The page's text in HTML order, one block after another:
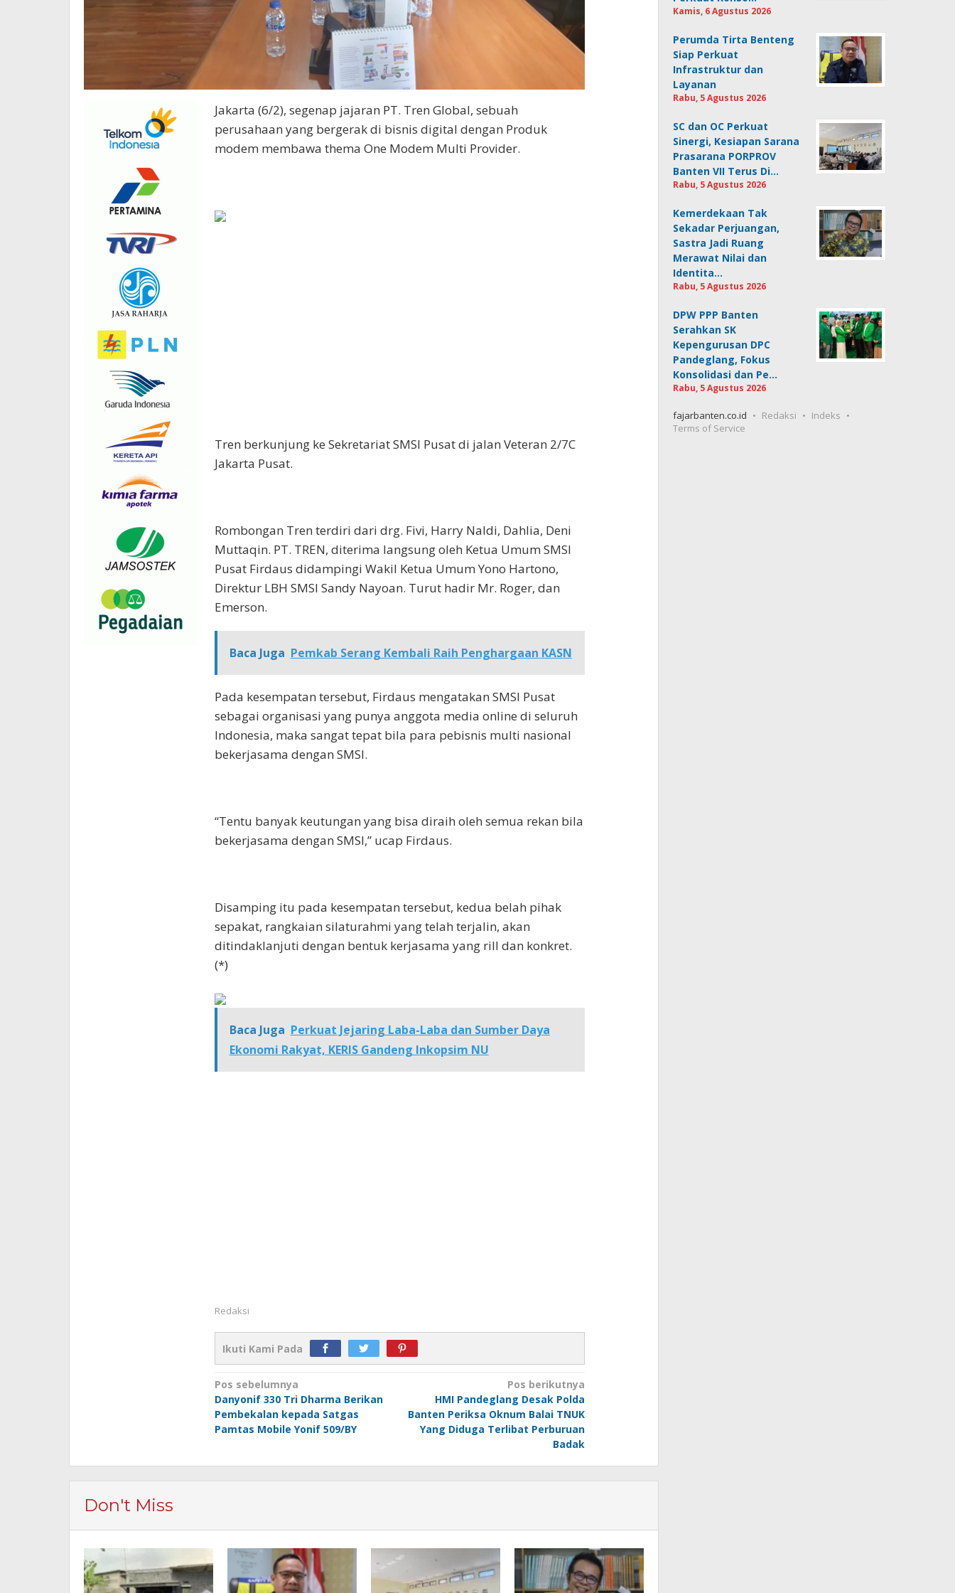
Jakarta (6/2), segenap jajaran PT. Tren Global, sebuah
perusahaan yang bergerak di bisnis digital dengan Produk
modem membawa thema One Modem Multi Provider.
Tren berkunjung ke Sekretariat SMSI Pusat di jalan Veteran 2/7C
Jakarta Pusat.
Rombongan Tren terdiri dari drg. Fivi, Harry Naldi, Dahlia, Deni
Muttaqin. PT. TREN, diterima langsung oleh Ketua Umum SMSI
Pusat Firdaus didampingi Wakil Ketua Umum Yono Hartono,
Direktur LBH SMSI Sandy Nayoan. Turut hadir Mr. Roger, dan
Emerson.
Baca Juga Pemkab Serang Kembali Raih Penghargaan KASN
Pada kesempatan tersebut, Firdaus mengatakan SMSI Pusat
sebagai organisasi yang punya anggota media online di seluruh
Indonesia, maka sangat tepat bila para pebisnis multi nasional
bekerjasama dengan SMSI.
“Tentu banyak keutungan yang bisa diraih oleh semua rekan bila
bekerjasama dengan SMSI,” ucap Firdaus.
Disamping itu pada kesempatan tersebut, kedua belah pihak
sepakat, rangkaian silaturahmi yang telah terjalin, akan
ditindaklanjuti dengan bentuk kerjasama yang rill dan konkret.
(*)
Baca Juga Perkuat Jejaring Laba-Laba dan Sumber Daya
Ekonomi Rakyat, KERIS Gandeng Inkopsim NU
Redaksi
Ikuti Kami Pada
Navigasi
pos
Pos sebelumnya
Danyonif 330 Tri Dharma Berikan
Pembekalan kepada Satgas
Pamtas Mobile Yonif 509/BY
Pos berikutnya
HMI Pandeglang Desak Polda
Banten Periksa Oknum Balai TNUK
Yang Diduga Terlibat Perburuan
Badak
Don't Miss
Kamis, 6 Agustus 2026
Perumda Tirta Benteng
Siap Perkuat
Infrastruktur dan
Layanan
Rabu, 5 Agustus 2026
SC dan OC Perkuat
Sinergi, Kesiapan Sarana
Prasarana PORPROV
Banten VII Terus Di…
Rabu, 5 Agustus 2026
Kemerdekaan Tak
Sekadar Perjuangan,
Sastra Jadi Ruang
Merawat Nilai dan
Identita…
Rabu, 5 Agustus 2026
DPW PPP Banten
Serahkan SK
Kepengurusan DPC
Pandeglang, Fokus
Konsolidasi dan Pe…
Rabu, 5 Agustus 2026
fajarbanten.co.id Redaksi
Indeks
Terms of Service